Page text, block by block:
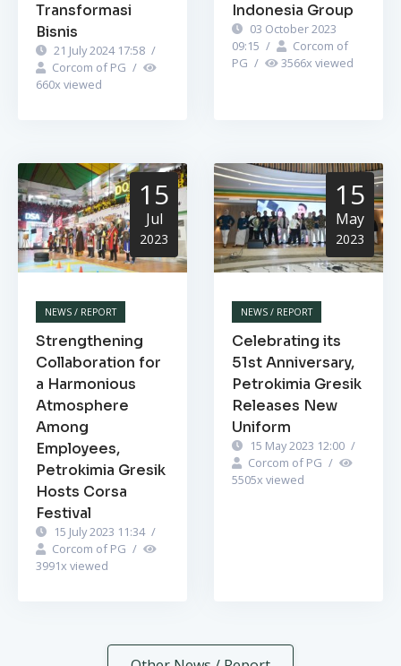
Transformasi
Bisnis
21 July 2024 17:58 /
Corcom of PG /
660x viewed
Indonesia Group
03 October 2023
09:15 /
Corcom of
PG / 3566x viewed
15
Jul
2023
NEWS / REPORT
Strengthening
Collaboration for
a Harmonious
Atmosphere
Among
Employees,
Petrokimia Gresik
Hosts Corsa
Festival
15 July 2023 11:34 /
Corcom of PG /
3991x viewed
15
May
2023
NEWS / REPORT
Celebrating its
51st Anniversary,
Petrokimia Gresik
Releases New
Uniform
15 May 2023 12:00 /
Corcom of PG /
5505x viewed